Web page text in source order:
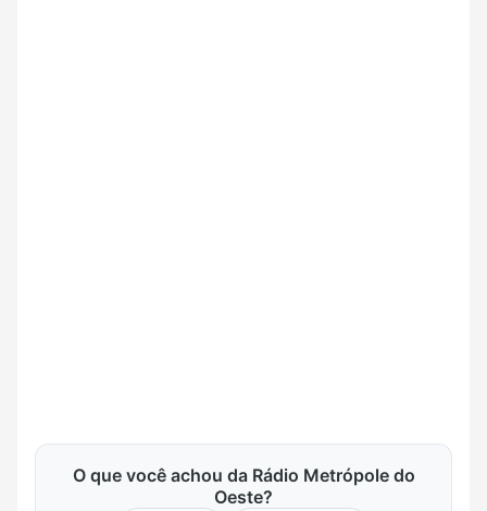
O que você achou da Rádio Metrópole do
Oeste?